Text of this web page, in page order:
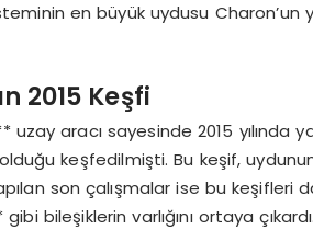
en büyük uydusu Charon’un
2015 Keşfi
uzay aracı sayesinde 2015 yılında
keşfedilmişti. Bu keşif,
son çalışmalar ise bu keşifleri
bileşiklerin varlığını ortaya çıkardı.